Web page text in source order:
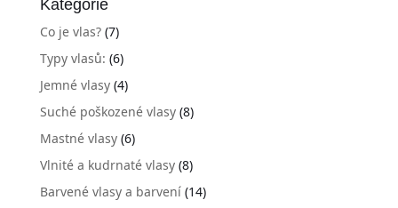
Kategorie
Co je vlas?(7)
Typy vlasů: (6)
Jemné vlasy(4)
Suché poškozené vlasy(8)
Mastné vlasy(6)
Vlnité a kudrnaté vlasy(8)
Barvené vlasy a barvení(14)